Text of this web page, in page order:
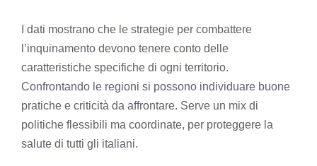
I dati mostrano che le strategie per combattere
l’inquinamento devono tenere conto delle
caratteristiche specifiche di ogni territorio.
Confrontando le regioni si possono individuare buone
pratiche e criticità da affrontare. Serve un mix di
politiche flessibili ma coordinate, per proteggere la
salute di tutti gli italiani.